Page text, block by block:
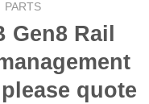
PARTS
Gen8 Rail
quote